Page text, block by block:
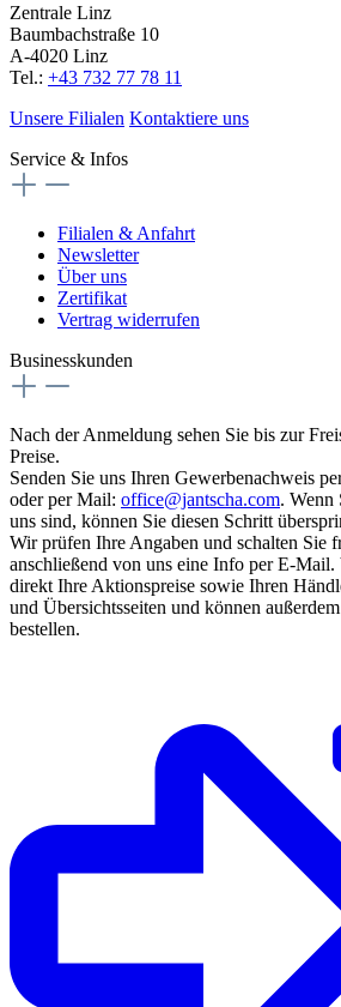
Zentrale Linz
Baumbachstraße 10
A-4020 Linz
Tel.: +43 732 77 78 11
Unsere Filialen Kontaktiere uns
Service & Infos
Filialen & Anfahrt
Newsletter
Über uns
Zertifikat
Vertrag widerrufen
Businesskunden
Nach der Anmeldung sehen Sie bis zur
Preise.
Senden Sie uns Ihren Gewerbenachweis
oder per Mail: office@jantscha.com. Wenn
uns sind, können Sie diesen Schritt
Wir prüfen Ihre Angaben und schalten Sie
anschließend von uns eine Info per E-Mail.
direkt Ihre Aktionspreise sowie Ihren
und Übersichtsseiten und können
bestellen.